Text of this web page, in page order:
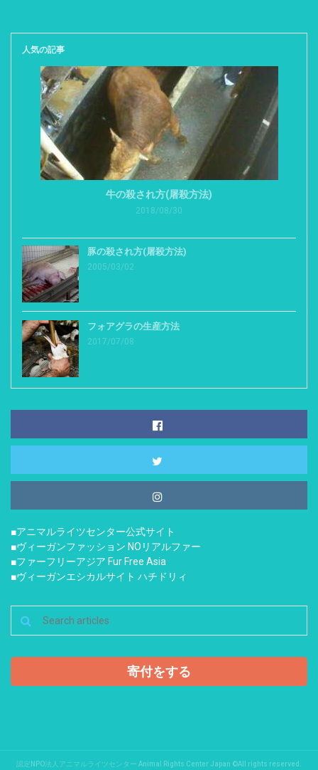
人気の記事
牛の殺され方(屠殺方法)
2018/08/30
豚の殺され方(屠殺方法)
2005/03/02
フォアグラの生産方法
2017/07/08
■アニマルライツセンター公式サイト
■ヴィーガンファッション NOリアルファー
■ファーフリーアジア Fur Free Asia
■ヴィーガンエシカルサイト ハチドリィ
寄付をする
認定NPO法人アニマルライツセンター Animal Rights Center Japan ©All rights reserved.